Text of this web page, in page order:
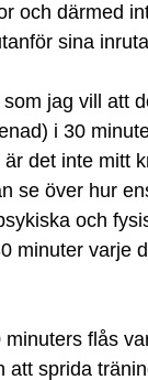
och därmed
sina
jag vill att
i 30
det inte mitt
se över hur
och
minuter varje
flås
sprida